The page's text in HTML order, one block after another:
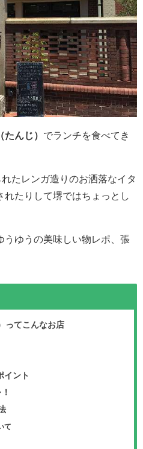
んじ） でランチを食べてき
たレンガ造りのお洒落なイタ
たりして堺ではちょっとし
うゆうの美味しい物レポ、張
ってこんなお店
イント
て